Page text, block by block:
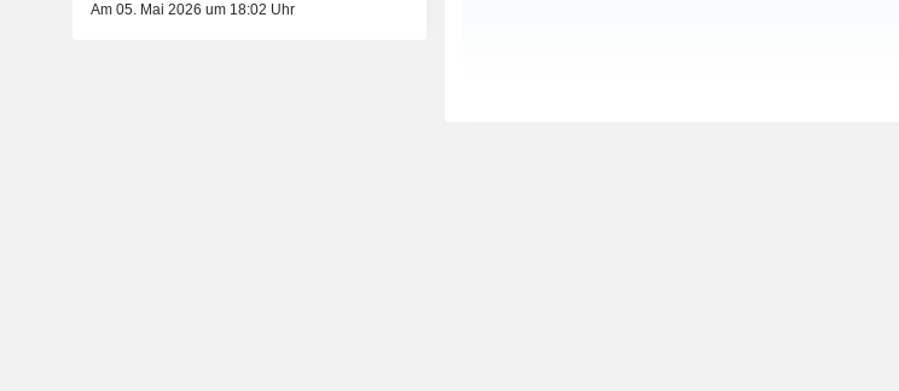
Am 05. Mai 2026 um 18:02 Uhr